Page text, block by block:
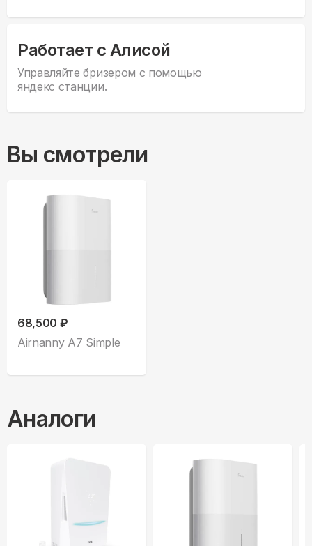
Работает с Алисой
Управляйте бризером с помощью
яндекс станции.
Вы смотрели
68,500 ₽
Airnanny A7 Simple
Аналоги